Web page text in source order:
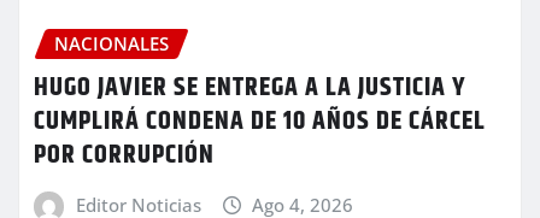
NACIONALES
HUGO JAVIER SE ENTREGA A LA JUSTICIA Y
CUMPLIRÁ CONDENA DE 10 AÑOS DE CÁRCEL
POR CORRUPCIÓN
Editor Noticias Ago 4, 2026